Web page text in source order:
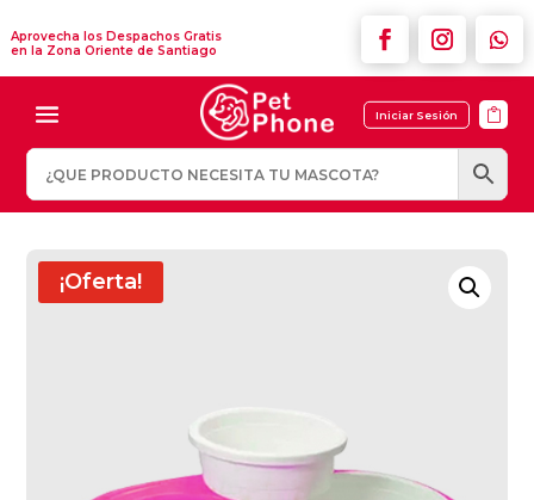
Aprovecha los Despachos Gratis
en la Zona Oriente de Santiago
Iniciar Sesión 
¡Oferta!